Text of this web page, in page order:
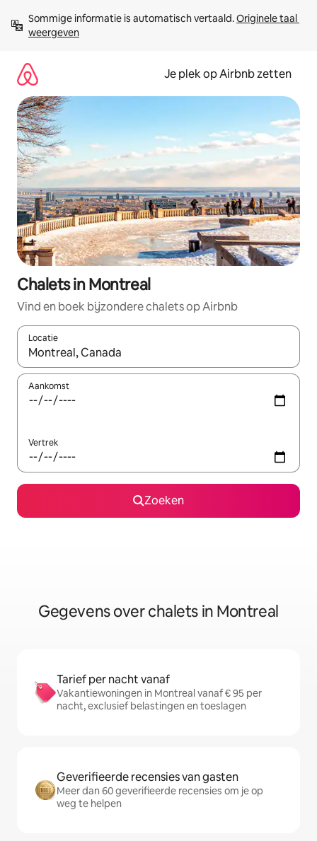
direct
naar
Sommige informatie is automatisch vertaald. Originele taal
weergeven
Je plek op Airbnb zetten
Chalets in Montreal
Vind en boek bijzondere chalets op Airbnb
Locatie
Wanneer er resultaten beschikbaar zijn, maak je een keuze
Aankomst
Vertrek
Zoeken
Gegevens over chalets in Montreal
Tarief per nacht vanaf
Vakantiewoningen in Montreal vanaf € 95 per
nacht, exclusief belastingen en toeslagen
Geverifieerde recensies van gasten
Meer dan 60 geverifieerde recensies om je op
weg te helpen